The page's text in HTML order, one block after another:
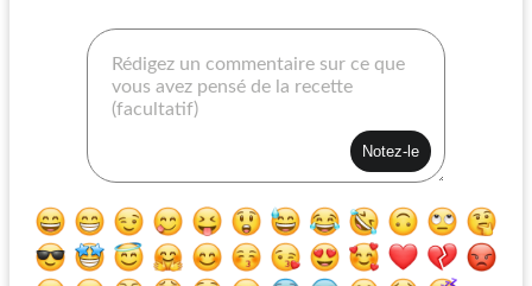
cocotte de chou roulé